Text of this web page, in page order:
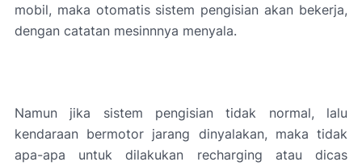
mobil, maka otomatis sistem pengisian akan bekerja,
dengan catatan mesinnnya menyala.
Namun jika sistem pengisian tidak normal, lalu
kendaraan bermotor jarang dinyalakan, maka tidak
apa-apa untuk dilakukan recharging atau dicas